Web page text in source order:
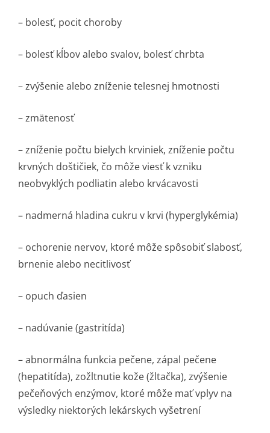
– bolesť, pocit choroby
– bolesť kĺbov alebo svalov, bolesť chrbta
– zvýšenie alebo zníženie telesnej hmotnosti
– zmätenosť
– zníženie počtu bielych krviniek, zníženie počtu
krvných doštičiek, čo môže viesť k vzniku
neobvyklých podliatin alebo krvácavosti
– nadmerná hladina cukru v krvi (hyperglykémia)
– ochorenie nervov, ktoré môže spôsobiť slabosť,
brnenie alebo necitlivosť
– opuch ďasien
– nadúvanie (gastritída)
– abnormálna funkcia pečene, zápal pečene
(hepatitída), zožltnutie kože (žltačka), zvýšenie
pečeňových enzýmov, ktoré môže mať vplyv na
výsledky niektorých lekárskych vyšetrení